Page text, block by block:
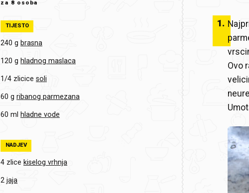
za 8 osoba
TIJESTO
240 g brasna
120 g hladnog maslaca
1/4 zlicice soli
60 g ribanog parmezana
60 ml hladne vode
NADJEV
4 zlice kiselog vrhnja
2 jaja
1.
Ovo